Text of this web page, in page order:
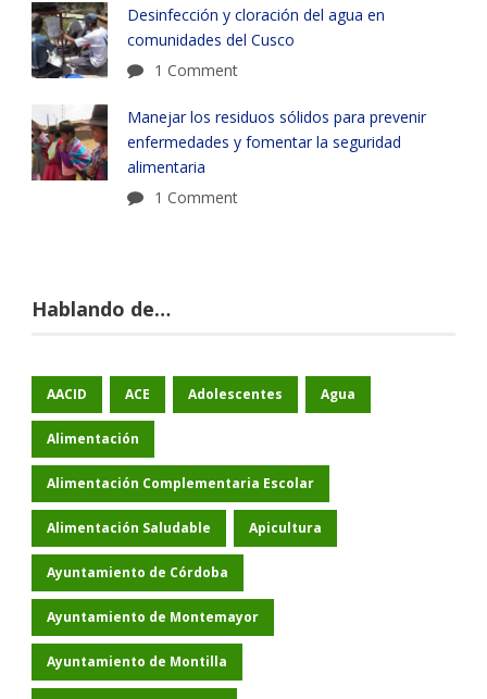
Desinfección y cloración del agua en
comunidades del Cusco
1 Comment
Manejar los residuos sólidos para prevenir
enfermedades y fomentar la seguridad
alimentaria
1 Comment
Hablando de…
AACID ACE Adolescentes Agua
Alimentación
Alimentación Complementaria Escolar
Alimentación Saludable Apicultura
Ayuntamiento de Córdoba
Ayuntamiento de Montemayor
Ayuntamiento de Montilla